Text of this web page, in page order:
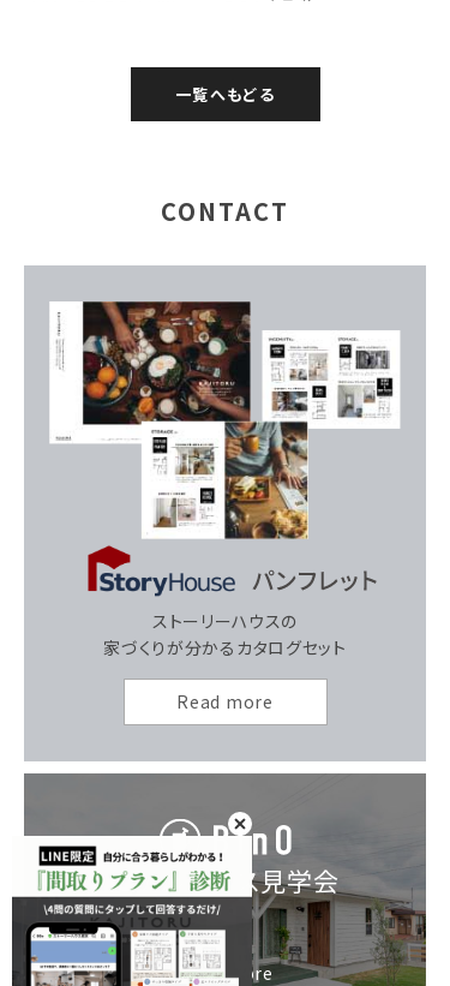
一覧へもどる
CONTACT
モデルハウス見学会
Read more
ストーリーハウスの
家づくりが分かるカタログセット
Read more